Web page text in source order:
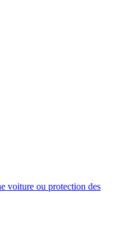
voiture ou protection des